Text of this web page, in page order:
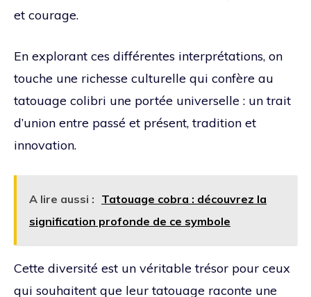
et courage.
En explorant ces différentes interprétations, on
touche une richesse culturelle qui confère au
tatouage colibri une portée universelle : un trait
d’union entre passé et présent, tradition et
innovation.
A lire aussi : Tatouage cobra : découvrez la
signification profonde de ce symbole
Cette diversité est un véritable trésor pour ceux
qui souhaitent que leur tatouage raconte une